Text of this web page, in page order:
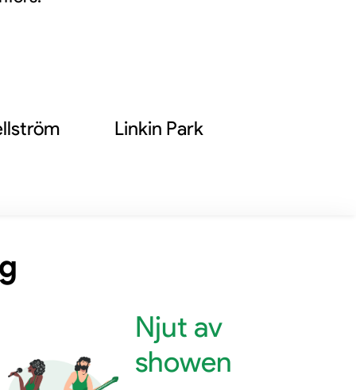
Linkin Park
Njut av
showen